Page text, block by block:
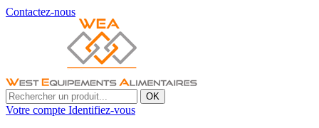
Contactez-nous
OK
Votre compte Identifiez-vous